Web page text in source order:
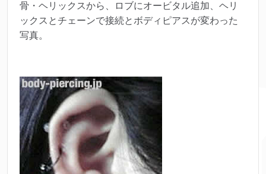
骨・ヘリックスから、ロブにオービタル追加、ヘリ
ックスとチェーンで接続とボディピアスが変わった
写真。